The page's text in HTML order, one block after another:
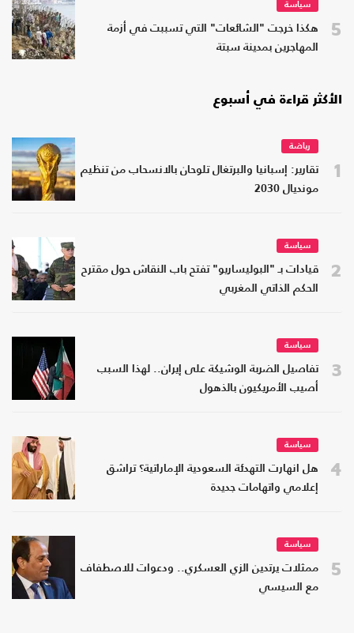
5
سياسة
هكذا خرجت "الشائعات" التي تسببت في أزمة
المهاجرين بمدينة سبتة
الأكثر قراءة في أسبوع
1
رياضة
تقارير: إسبانيا والبرتغال تلوحان بالانسحاب من تنظيم
مونديال 2030
2
سياسة
قيادات بـ "البوليساريو" تفتح باب النقاش حول مقترح
الحكم الذاتي المغربي
3
سياسة
تفاصيل الضربة الوشيكة على إيران.. لهذا السبب
أصيب الأمريكيون بالذهول
4
سياسة
هل انهارت التهدئة السعودية الإماراتية؟ تراشق
إعلامي واتهامات جديدة
5
سياسة
ممثلات يرتدين الزي العسكري.. ودعوات للاصطفاف
مع السيسي